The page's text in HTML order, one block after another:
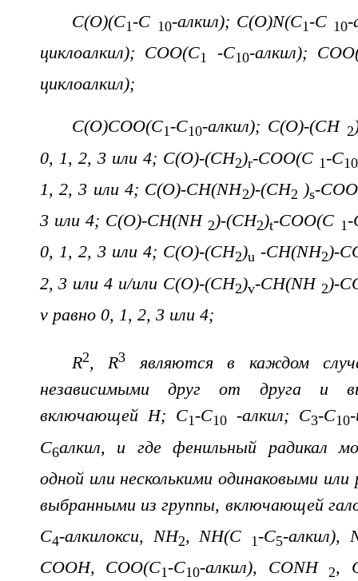
C(O)(C1-C 10-алкил); C(O)N(C1-C 10-
циклоалкил); COO(C1 -C10-алкил);
циклоалкил);
C(O)COO(C1-C10-алкил); C(O)-(CH 2
0, 1, 2, 3 или 4; C(O)-(CH2)r-COO(C 1-C10
1, 2, 3 или 4; C(O)-CH(NH2)-(CH2 )s-
3 или 4; C(O)-CH(NH 2)-(CH2)t-COO(C 1-
0, 1, 2, 3 или 4; C(O)-(CH2)u -CH(NH2)-
2, 3 или 4 и/или C(O)-(CH2)v-CH(NH 2)-
v равно 0, 1, 2, 3 или 4;
R2, R3
являются в каждом
независимыми друг от друга и
включающей H; C1-C10 -алкил; C3-C10
C6алкил, и где фенильный радикал
одной или несколькими одинаковыми
выбранными из группы, включающей
C4-алкилокси, NH2, NH(C 1-C5-алкил),
COOH, COO(C1-C10-алкил), CONH 2,